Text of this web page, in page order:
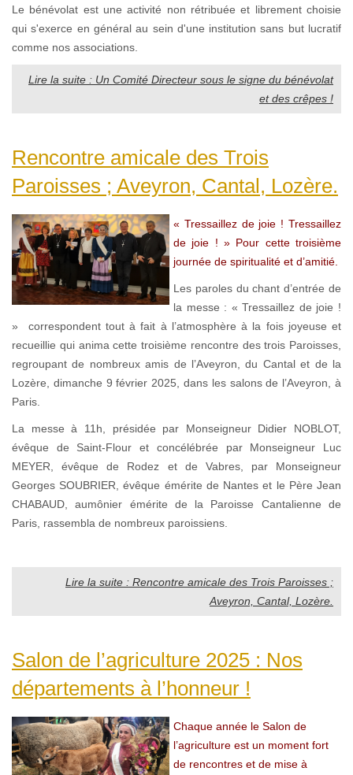
Le bénévolat est une activité non rétribuée et librement choisie
qui s'exerce en général au sein d'une institution sans but lucratif
comme nos associations.
Lire la suite : Un Comité Directeur sous le signe du bénévolat
et des crêpes !
Rencontre amicale des Trois
Paroisses ; Aveyron, Cantal, Lozère.
« Tressaillez de joie ! Tressaillez
de joie ! » Pour cette troisième
journée de spiritualité et d’amitié.
Les paroles du chant d’entrée de
la messe : « Tressaillez de joie !
» correspondent tout à fait à l’atmosphère à la fois joyeuse et
recueillie qui anima cette troisième rencontre des trois Paroisses,
regroupant de nombreux amis de l’Aveyron, du Cantal et de la
Lozère, dimanche 9 février 2025, dans les salons de l’Aveyron, à
Paris.
La messe à 11h, présidée par Monseigneur Didier NOBLOT,
évêque de Saint-Flour et concélébrée par Monseigneur Luc
MEYER, évêque de Rodez et de Vabres, par Monseigneur
Georges SOUBRIER, évêque émérite de Nantes et le Père Jean
CHABAUD, aumônier émérite de la Paroisse Cantalienne de
Paris, rassembla de nombreux paroissiens.
Lire la suite : Rencontre amicale des Trois Paroisses ;
Aveyron, Cantal, Lozère.
Salon de l’agriculture 2025 : Nos
départements à l’honneur !
Chaque année le Salon de
l’agriculture est un moment fort
de rencontres et de mise à